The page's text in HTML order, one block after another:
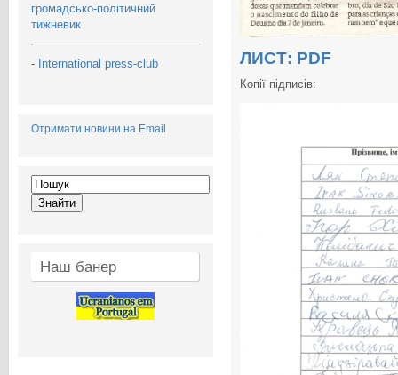
громадсько-політичний
тижневик
- International press-club
Отримати новини на Email
Наш банер
ЛИСТ: PDF
Копії підписів: